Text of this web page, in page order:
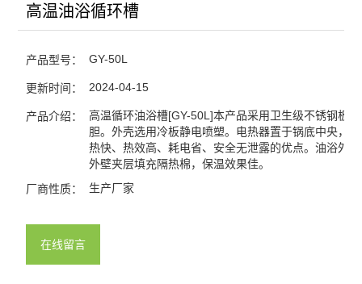
高温油浴循环槽
产品型号： GY-50L
更新时间： 2024-04-15
产品介绍：
高温循环油浴槽[GY-50L]本产品采用卫生级不锈钢板
胆。外壳选用冷板静电喷塑。电热器置于锅底中央，
热快、热效高、耗电省、安全无泄露的优点。油浴外
外壁夹层填充隔热棉，保温效果佳。
厂商性质： 生产厂家
在线留言